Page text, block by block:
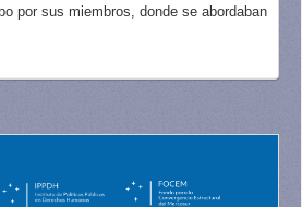
por sus miembros, donde se abordaban